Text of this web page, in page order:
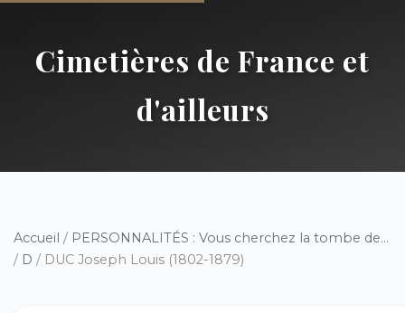
Cimetières de France et
d'ailleurs
Accueil / PERSONNALITÉS : Vous cherchez la tombe de...
/ D / DUC Joseph Louis (1802-1879)